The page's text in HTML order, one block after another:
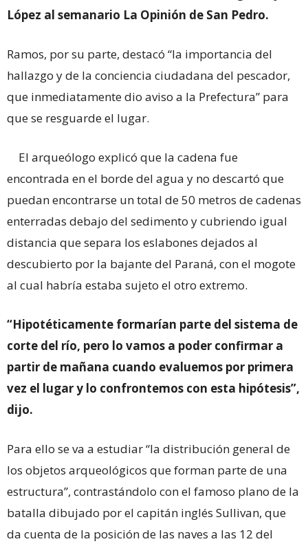
López al semanario La Opinión de San Pedro.
Ramos, por su parte, destacó “la importancia del
hallazgo y de la conciencia ciudadana del pescador,
que inmediatamente dio aviso a la Prefectura” para
que se resguarde el lugar.
El arqueólogo explicó que la cadena fue
encontrada en el borde del agua y no descartó que
puedan encontrarse un total de 50 metros de cadenas
enterradas debajo del sedimento y cubriendo igual
distancia que separa los eslabones dejados al
descubierto por la bajante del Paraná, con el mogote
al cual habría estaba sujeto el otro extremo.
“Hipotéticamente formarían parte del sistema de
corte del río, pero lo vamos a poder confirmar a
partir de mañana cuando evaluemos por primera
vez el lugar y lo confrontemos con esta hipótesis”,
dijo.
Para ello se va a estudiar “la distribución general de
los objetos arqueológicos que forman parte de una
estructura”, contrastándolo con el famoso plano de la
batalla dibujado por el capitán inglés Sullivan, que
da cuenta de la posición de las naves a las 12 del